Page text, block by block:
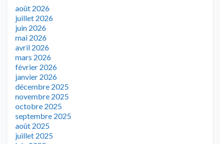
août 2026
juillet 2026
juin 2026
mai 2026
avril 2026
mars 2026
février 2026
janvier 2026
décembre 2025
novembre 2025
octobre 2025
septembre 2025
août 2025
juillet 2025